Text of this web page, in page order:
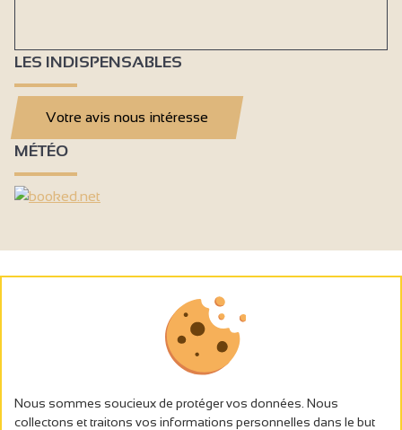
LES INDISPENSABLES
Votre avis nous intéresse
MÉTÉO
Nous sommes soucieux de protéger vos données. Nous
collectons et traitons vos informations personnelles dans le but